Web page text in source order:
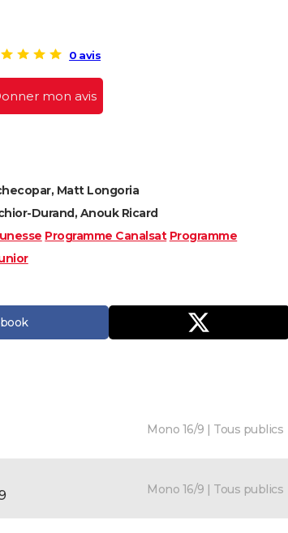
0 avis
mon avis
Matt Longoria
Durand, Anouk Ricard
Programme Canalsat Programme
Mono 16/9 | Tous publics
Mono 16/9 | Tous publics